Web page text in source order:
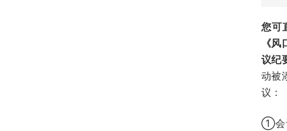
您可
《
议纪
动被
议：
①会